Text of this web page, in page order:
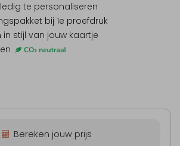
te personaliseren
bij 1e proefdruk
in stijl van jouw kaartje
Bereken jouw prijs